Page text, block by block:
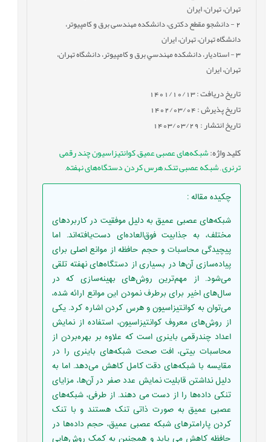
تهران، تهران، ایران
2- دانشجو مقطع دکتری، دانشکده مهندسی برق و کامپیوتر،
دانشگاه تهران، تهران، ایران
3- استادیار، دانشکده مهندسي برق و کامپیوتر، دانشگاه تهران،
تهران، ایران
تاریخ دریافت : 1401/10/13
تاریخ پذیرش : 1402/03/04
تاریخ انتشار : 1403/03/29
کلید واژه:شبکه‌های عصبی عمیق,کوانتیزاسیون چند رقمی
ترنری,شبکه عصبی تنک,هرس کردن,دستگاه‌های نهفته,
چکیده مقاله:
شبکه‌های عصبی عمیق به دلیل موفقیت در کاربردهای
مختلف، به جذابیت فوق‌العاده‌ای دست‌یافته‌اند. اما
پیچیدگی محاسبات و حجم حافظه از موانع اصلی برای
پیاده‌سازی آن‌ها در بسیاری از دستگاه‌های نهفته تلقی
می‌شود. از مهم‌ترین روش‌های بهینه‌سازی که در
سال‌های اخیر برای برطرف نمودن این موانع ارائه شده،
می‌توان به کوانتیزاسیون‌ و هرس کردن اشاره کرد. یکی
از روش‌های معروف کوانتیزاسیون، استفاده از نمایش
اعداد چندرقمی باینری است که علاوه بر بهره‌بردن از
محاسبات بیتی، افت صحت شبکه‌های باینری را در
مقایسه با شبکه‌های دقت کامل کاهش می‌دهد. اما به
دلیل نداشتن قابلیت نمایش عدد صفر در آن‌ها، مزایای
تنکی داده‌ها را از دست می دهند. از طرفی، شبکه‌های
عصبی عمیق به صورت ذاتی تنک هستند و با تنک
کردن پارامترهای شبکه عصبی عمیق، حجم داده‌ها در
حافظه کاهش می یابد و همچنین به کمک روش‌هایی